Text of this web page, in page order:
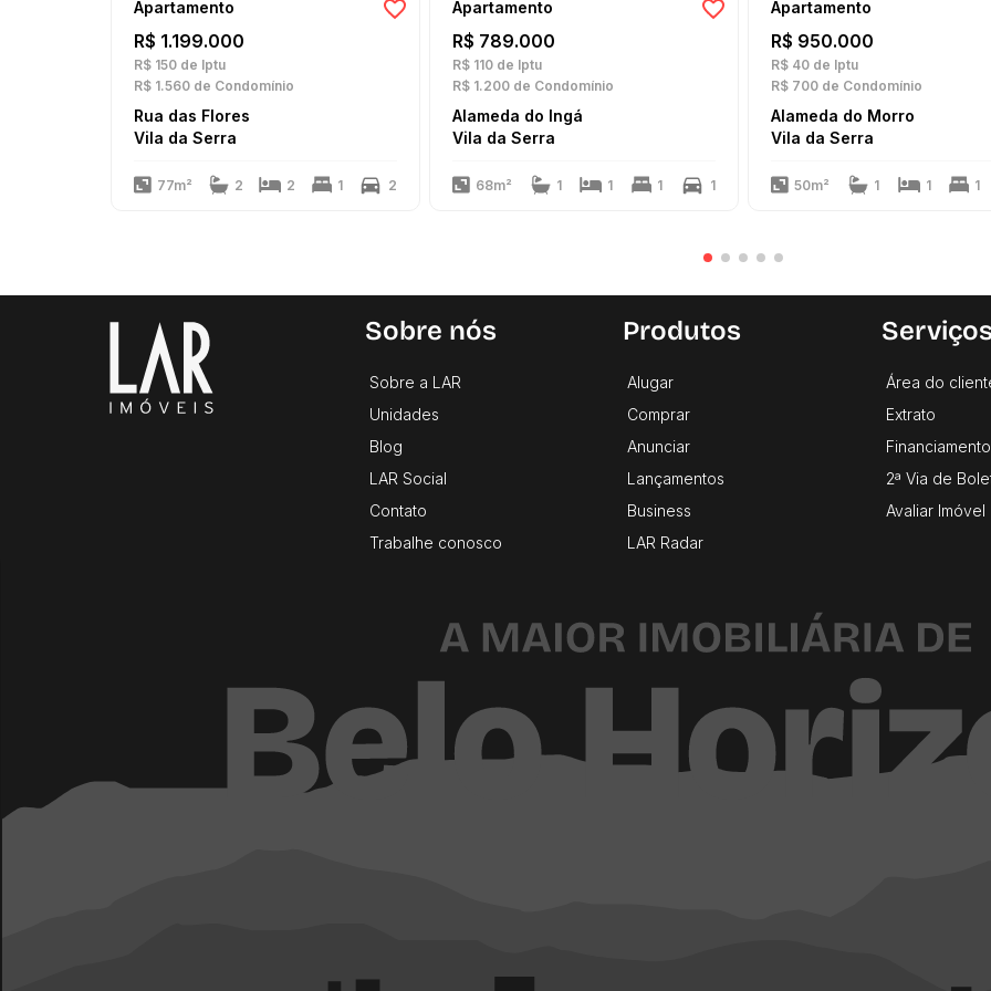
Apartamento
R$ 1.199.000
R$ 150 de Iptu
R$ 1.560 de Condomínio
Rua das Flores
Vila da Serra
77m² 2 2 1 2
Apartamento
R$ 789.000
R$ 110 de Iptu
R$ 1.200 de Condomínio
Alameda do Ingá
Vila da Serra
68m² 1 1 1 1
Apartamento
R$ 950.000
R$ 40 de Iptu
R$ 700 de Condomínio
Alameda do Morro
Vila da Serra
50m² 1 1 1
Sobre nós
Sobre a LAR
Unidades
Blog
LAR Social
Contato
Trabalhe conosco
Produtos
Alugar
Comprar
Anunciar
Lançamentos
Business
LAR Radar
Serviços
Área do
Extrato
Financiamento
2ª Via de
Avaliar Imóvel